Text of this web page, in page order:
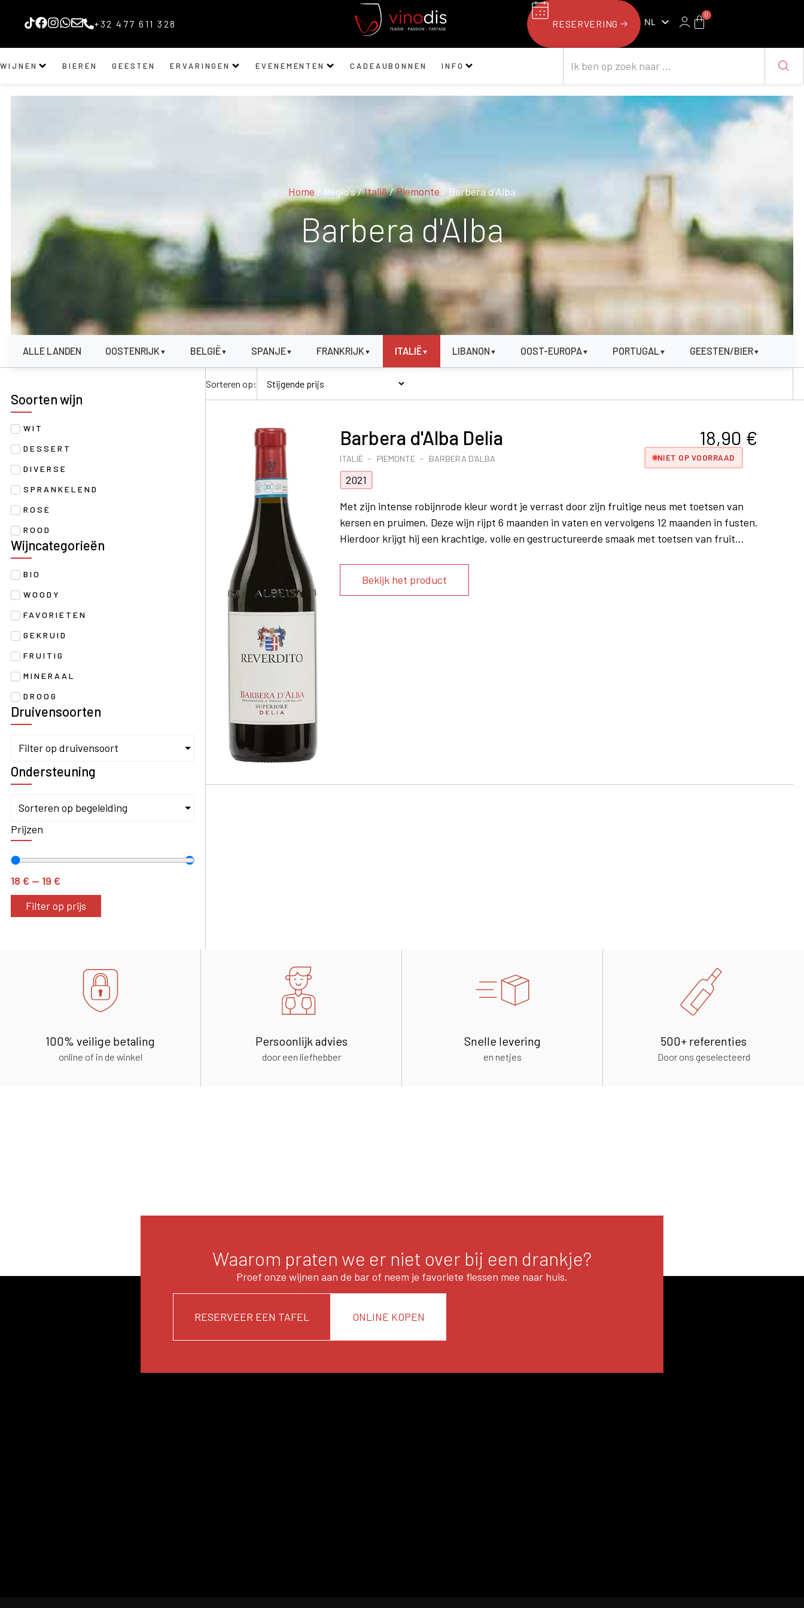
+32 477 611 328 RESERVERING NL
FR
0
WIJNEN BIEREN GEESTEN ERVARINGEN EVENEMENTEN CADEAUBONNEN INFO
Home / Regio's /Italië/Piemonte / Barbera d'Alba
Barbera d'Alba
ALLE LANDEN OOSTENRIJK ▼ BELGIË▼ SPANJE▼ FRANKRIJK ▼ ITALIË▼ LIBANON ▼ OOST-EUROPA▼ PORTUGAL▼ GEESTEN/BIER▼
Soorten wijn
WIT
DESSERT
DIVERSE
SPRANKELEND
ROSÉ
ROOD
Wijncategorieën
BIO
WOODY
FAVORIETEN
GEKRUID
FRUITIG
MINERAAL
DROOG
Druivensoorten
Filter op druivensoort
Ondersteuning
Sorteren op begeleiding
Prijzen
18 € — 19 €
Filter op prijs
Sorteren op:
Barbera d'Alba Delia
ITALIË PIEMONTE BARBERA D'ALBA
2021
18,90 €
NIET OP VOORRAAD
Met zijn intense robijnrode kleur wordt je verrast door zijn fruitige neus met toetsen van
kersen en pruimen. Deze wijn rijpt 6 maanden in vaten en vervolgens 12 maanden in fusten.
Hierdoor krijgt hij een krachtige, volle en gestructureerde smaak met toetsen van fruit...
Bekijk het product
100% veilige betaling
online of in de winkel
Persoonlijk advies
door een liefhebber
Snelle levering
en netjes
500+ referenties
Door ons geselecteerd
Waarom praten we er niet over bij een drankje?
Proef onze wijnen aan de bar of neem je favoriete flessen mee naar huis.
RESERVEER EEN TAFEL ONLINE KOPEN